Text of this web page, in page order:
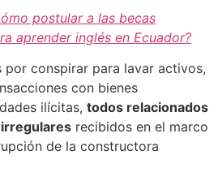
postular a las becas
aprender inglés en Ecuador?
por conspirar para lavar activos,
con bienes
ilícitas, todos relacionados
recibidos en el marco
de la constructora